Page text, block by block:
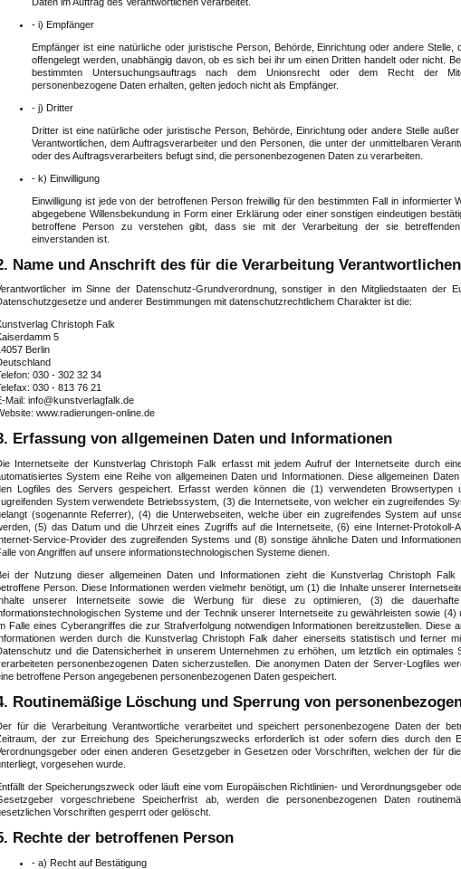
- i) Empfänger
Empfänger ist eine natürliche oder juristische Person, Behörde, Einrichtung oder andere Stelle,
offengelegt werden, unabhängig davon, ob es sich bei ihr um einen Dritten handelt oder nicht.
bestimmten Untersuchungsauftrags nach dem Unionsrecht oder dem Recht der
personenbezogene Daten erhalten, gelten jedoch nicht als Empfänger.
- j) Dritter
Dritter ist eine natürliche oder juristische Person, Behörde, Einrichtung oder andere Stelle
Verantwortlichen, dem Auftragsverarbeiter und den Personen, die unter der unmittelbaren
oder des Auftragsverarbeiters befugt sind, die personenbezogenen Daten zu verarbeiten.
- k) Einwilligung
Einwilligung ist jede von der betroffenen Person freiwillig für den bestimmten Fall in informierter
abgegebene Willensbekundung in Form einer Erklärung oder einer sonstigen eindeutigen
betroffene Person zu verstehen gibt, dass sie mit der Verarbeitung der sie betreffenden
einverstanden ist.
Name und Anschrift des für die Verarbeitung Verantwortlichen
im Sinne der Datenschutz-Grundverordnung, sonstiger in den Mitgliedstaaten der
und anderer Bestimmungen mit datenschutzrechtlichem Charakter ist die:
Christoph Falk
5
Berlin
030 - 302 32 34
030 - 813 76 21
Mail: info@kunstverlagfalk.de
www.radierungen-online.de
Erfassung von allgemeinen Daten und Informationen
Internetseite der Kunstverlag Christoph Falk erfasst mit jedem Aufruf der Internetseite durch
System eine Reihe von allgemeinen Daten und Informationen. Diese allgemeinen
Logfiles des Servers gespeichert. Erfasst werden können die (1) verwendeten Browsertypen
System verwendete Betriebssystem, (3) die Internetseite, von welcher ein zugreifendes
(sogenannte Referrer), (4) die Unterwebseiten, welche über ein zugreifendes System auf
(5) das Datum und die Uhrzeit eines Zugriffs auf die Internetseite, (6) eine Internet-Protokoll-
Service-Provider des zugreifenden Systems und (8) sonstige ähnliche Daten und
von Angriffen auf unsere informationstechnologischen Systeme dienen.
der Nutzung dieser allgemeinen Daten und Informationen zieht die Kunstverlag Christoph
Person. Diese Informationen werden vielmehr benötigt, um (1) die Inhalte unserer
unserer Internetseite sowie die Werbung für diese zu optimieren, (3) die dauerhafte
Systeme und der Technik unserer Internetseite zu gewährleisten sowie (4)
Falle eines Cyberangriffes die zur Strafverfolgung notwendigen Informationen bereitzustellen. Diese
werden durch die Kunstverlag Christoph Falk daher einerseits statistisch und ferner
und die Datensicherheit in unserem Unternehmen zu erhöhen, um letztlich ein optimales
personenbezogenen Daten sicherzustellen. Die anonymen Daten der Server-Logfiles
betroffene Person angegebenen personenbezogenen Daten gespeichert.
Routinemäßige Löschung und Sperrung von
für die Verarbeitung Verantwortliche verarbeitet und speichert personenbezogene Daten der
der zur Erreichung des Speicherungszwecks erforderlich ist oder sofern dies durch den
oder einen anderen Gesetzgeber in Gesetzen oder Vorschriften, welchen der für
vorgesehen wurde.
der Speicherungszweck oder läuft eine vom Europäischen Richtlinien- und Verordnungsgeber
vorgeschriebene Speicherfrist ab, werden die personenbezogenen Daten
Vorschriften gesperrt oder gelöscht.
Rechte der betroffenen Person
- a) Recht auf Bestätigung